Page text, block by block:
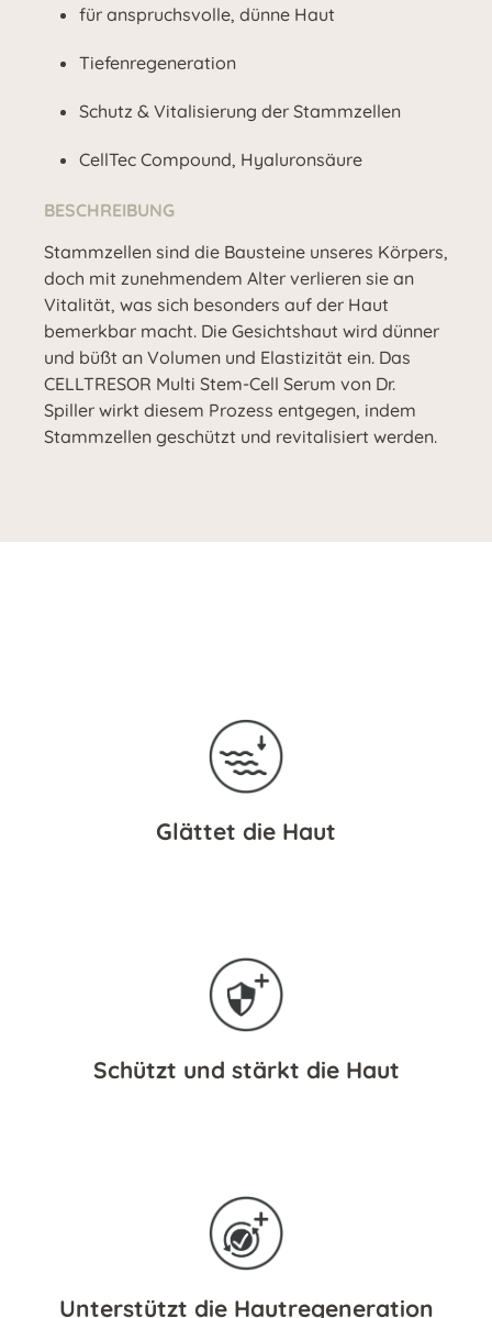
für anspruchsvolle, dünne Haut
Tiefenregeneration
Schutz & Vitalisierung der Stammzellen
CellTec Compound, Hyaluronsäure
BESCHREIBUNG
Stammzellen sind die Bausteine unseres Körpers,
doch mit zunehmendem Alter verlieren sie an
Vitalität, was sich besonders auf der Haut
bemerkbar macht. Die Gesichtshaut wird dünner
und büßt an Volumen und Elastizität ein. Das
CELLTRESOR Multi Stem-Cell Serum von Dr.
Spiller wirkt diesem Prozess entgegen, indem
Stammzellen geschützt und revitalisiert werden.
Glättet die Haut
Schützt und stärkt die Haut
Unterstützt die Hautregeneration